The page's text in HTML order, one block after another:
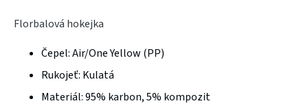
je
hvězdiček.
Florbalová hokejka
Čepel:Air/One Yellow (PP)
Rukojeť: Kulatá
Materiál:95% karbon, 5% kompozit